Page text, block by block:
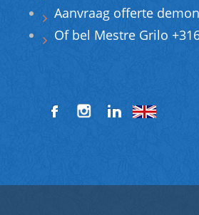
Aanvraag offerte
Of bel Mestre Grilo